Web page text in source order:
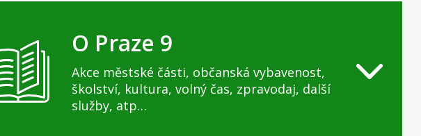
O Praze 9
Akce městské části, občanská vybavenost,
školství, kultura, volný čas, zpravodaj, další
služby, atp…